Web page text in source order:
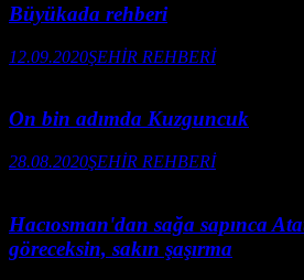
Büyükada rehberi
12.09.2020ŞEHİR REHBERİ
On bin adımda Kuzguncuk
28.08.2020ŞEHİR REHBERİ
Hacıosman'dan sağa sapınca
göreceksin, sakın şaşırma